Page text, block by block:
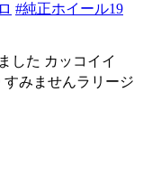
#純正ホイール19
した カッコイイ
みませんラリージ